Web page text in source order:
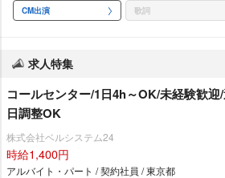
CM出演 歌詞
求人特集
コールセンター/1日4h～OK/未経験歓
日調整OK
株式会社ベルシステム24
時給1,400円
アルバイト・パート / 契約社員 / 東京都